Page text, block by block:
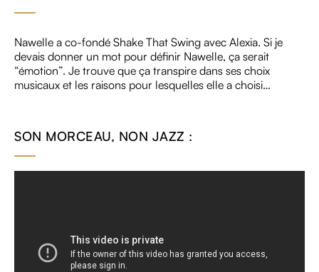
Nawelle a co-fondé Shake That Swing avec Alexia. Si je
devais donner un mot pour définir Nawelle, ça serait
“émotion”. Je trouve que ça transpire dans ses choix
musicaux et les raisons pour lesquelles elle a choisi…
SON MORCEAU, NON JAZZ :